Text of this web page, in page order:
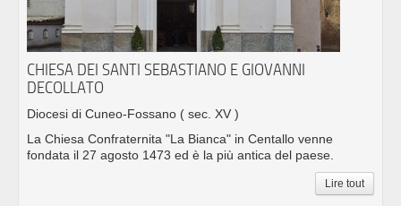
CHIESA DEI SANTI SEBASTIANO E GIOVANNI
DECOLLATO
Diocesi di Cuneo-Fossano ( sec. XV )
La Chiesa Confraternita "La Bianca" in Centallo venne
fondata il 27 agosto 1473 ed è la più antica del paese.
Lire tout